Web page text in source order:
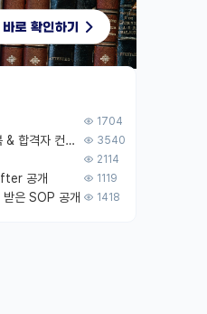
1704
[무료] 2026 미국 대학원 유학 스타터팩 - 가이드북 & 합격자 컨택메일 템플릿 3540
2114
공개 1119
은 SOP 공개 1418